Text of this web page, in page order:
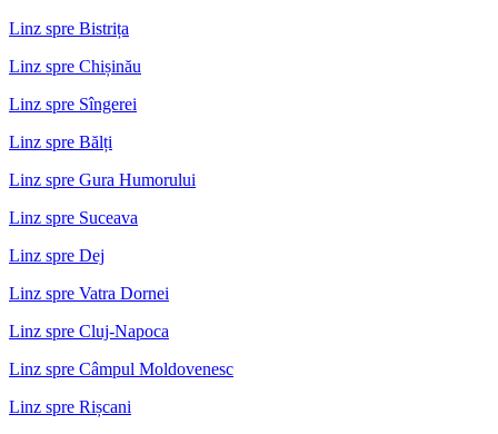
Linz spre Bistrița
Linz spre Chișinău
Linz spre Sîngerei
Linz spre Bălți
Linz spre Gura Humorului
Linz spre Suceava
Linz spre Dej
Linz spre Vatra Dornei
Linz spre Cluj-Napoca
Linz spre Câmpul Moldovenesc
Linz spre Rișcani